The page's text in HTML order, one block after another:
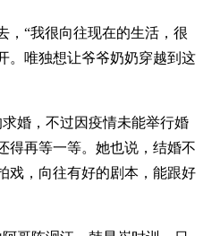
，“我很向往现在的生活，很
。唯独想让爷爷奶奶穿越到这
婚，不过因疫情未能举行婚
得再等一等。她也说，结婚不
戏，向往有好的剧本，能跟好